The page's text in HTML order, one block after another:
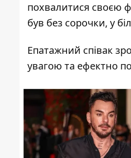
похвалитися своєю
був без сорочки, у
Епатажний співак
увагою та ефектно